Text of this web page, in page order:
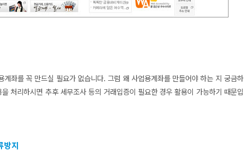
계좌를 꼭 만드실 필요가 없습니다. 그럼 왜 사업용계좌를 만들어야 하는 지 궁금하
처리하시면 추후 세무조사 등의 거래입증이 필요한 경우 활용이 가능하기 때문입
방지